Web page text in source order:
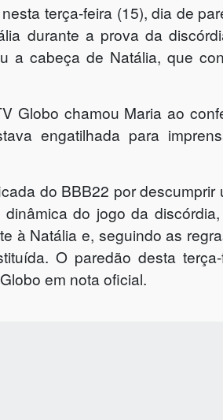
terça-feira (15), dia de
durante a prova da
a cabeça de Natália, que
Globo chamou Maria ao
engatilhada para
do BBB22 por descumprir
do jogo da
à Natália e, seguindo as
O paredão desta
em nota oficial.